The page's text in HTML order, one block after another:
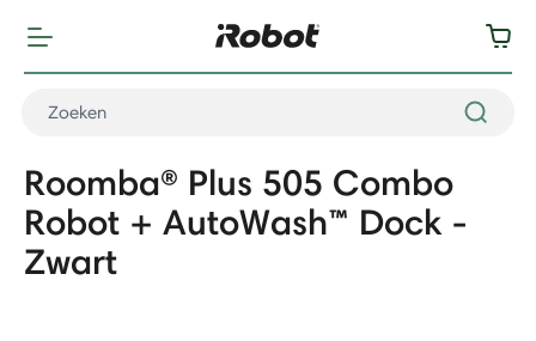
Roomba® Plus 505 Combo
Robot + AutoWash™ Dock -
Zwart